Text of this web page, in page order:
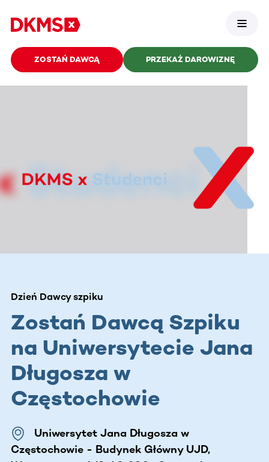
ZOSTAŃ DAWCĄ PRZEKAŻ DAROWIZNĘ
Dzień Dawcy szpiku
Zostań Dawcą Szpiku
na Uniwersytecie Jana
Długosza w
Częstochowie
Uniwersytet Jana Długosza w
Częstochowie - Budynek Główny UJD,